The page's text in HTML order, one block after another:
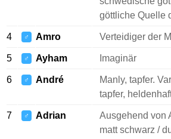
göttliche Quelle
4 ♂ Amro Verteidiger der
5 ♂ Ayham Imaginär
6 ♂ André
Manly, tapfer.
tapfer,
7 ♂ Adrian
Ausgehend von
matt schwarz /